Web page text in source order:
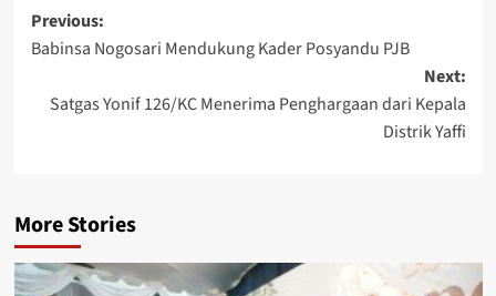
Post
navigation
Previous:
Babinsa Nogosari Mendukung Kader Posyandu PJB
Next:
Satgas Yonif 126/KC Menerima Penghargaan dari Kepala
Distrik Yaffi
More Stories